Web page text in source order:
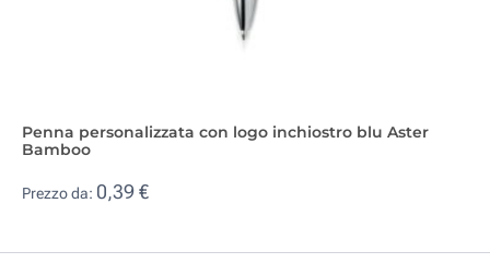
Penna personalizzata con logo inchiostro blu Aster
Bamboo
Prezzo da: 0,39 €